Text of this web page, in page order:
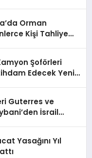
Orman
Kişi Tahliye
Şoförleri
Edecek Yeni
Guterres ve
İsrail
Yasağını Yıl